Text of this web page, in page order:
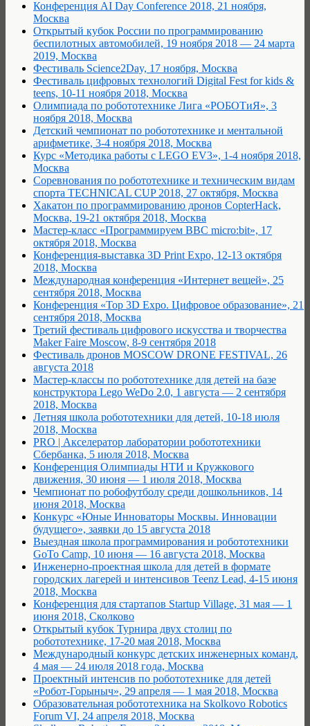
Конференция AI Day Conference 2018, 21 ноября,
Москва
Открытый кубок России по программированию
беспилотных автомобилей, 19 ноября 2018 — 24 марта
2019, Москва
Фестиваль Science2Day, 17 ноября, Москва
Фестиваль цифровых технологий Digital Fest for kids &
teens, 10-11 ноября 2018, Москва
Олимпиада по робототехнике Лига «РОБОТиЯ», 3
ноября 2018, Москва
Детский чемпионат по робототехнике и ментальной
арифметике, 3-4 ноября 2018, Москва
Курс «Методика работы с LEGO EV3», 1-4 ноября 2018,
Москва
Соревнования по робототехнике и техническим видам
спорта TECHNICAL CUP 2018, 27 октября, Москва
Хакатон по программированию дронов CopterHack,
Москва, 19-21 октября 2018, Москва
Мастер-класс «Программируем BBC micro:bit», 17
октября 2018, Москва
Конференция-выставка 3D Print Expo, 12-13 октября
2018, Москва
Международная конференция «Интернет вещей», 25
сентября 2018, Москва
Конференция «Top 3D Expo. Цифровое образование», 21
сентября 2018, Москва
Третий фестиваль цифрового искусства и творчества
Maker Faire Moscow, 8-9 сентября 2018
Фестиваль дронов MOSCOW DRONE FESTIVAL, 26
августа 2018
Мастер-классы по робототехнике для детей на базе
конструктора Lego WeDo 2.0, 1 августа — 2 сентября
2018, Москва
Летняя школа робототехники для детей, 10-18 июля
2018, Москва
PRO | Акселератор лаборатории робототехники
Сбербанка, 5 июля 2018, Москва
Конференция Олимпиады НТИ и Кружкового
движения, 30 июня — 1 июля 2018, Москва
Чемпионат по робофутболу среди дошкольников, 14
июня 2018, Москва
Конкурс «Юные Инноваторы Москвы. Инновации
будущего», заявки до 15 августа 2018
Выездная школа программирования и робототехники
GoTo Camp, 10 июня — 16 августа 2018, Москва
Инженерно-проектная школа для детей в формате
городских лагерей и интенсивов Teenz Lead, 4-15 июня
2018, Москва
Конференция для стартапов Startup Village, 31 мая — 1
июня 2018, Сколково
Открытый кубок Турнира двух столиц по
робототехнике, 17-20 мая 2018, Москва
Международный конкурс детских инженерных команд,
4 мая — 24 июля 2018 года, Москва
Проектный интенсив по робототехнике для детей
«Робот-Горыныч», 29 апреля — 1 мая 2018, Москва
Образовательная робототехника на Skolkovo Robotics
Forum VI, 24 апреля 2018, Москва